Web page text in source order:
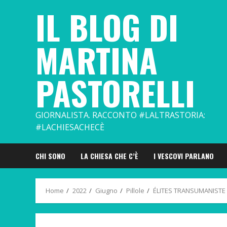
IL BLOG DI
MARTINA
PASTORELLI
GIORNALISTA. RACCONTO #LALTRASTORIA:
#LACHIESACHECÈ
CHI SONO LA CHIESA CHE C’È I VESCOVI PARLANO
Home 2022 Giugno Pillole ÉLITES TRANSUMANISTE